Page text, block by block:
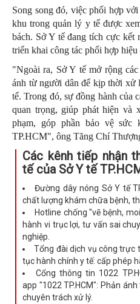
Song song đó, việc phối hợp
khu trong quản lý y tế được
bách. Sở Y tế đang tích cực
triển khai công tác phối hợp hiệu
"Ngoài ra, Sở Y tế mở rộng
ánh từ người dân để kịp thời
tế. Trong đó, sự đồng hành của
quan trọng, giúp phát hiện
phạm, góp phần bảo vệ sức
TP.HCM", ông Tăng Chí
Các kênh tiếp nhận
tế của Sở Y tế
Đường dây nóng Sở Y tế
chất lượng khám chữa bệnh,
Hotline chống "vẽ bệnh,
hành vi trục lợi, tư vấn sai
nghiệp.
Tổng đài dịch vụ công trực
tục hành chính y tế: cấp phép
Cổng thông tin 1022
app "1022 TP.HCM": Phản
chuyên trách xử lý.